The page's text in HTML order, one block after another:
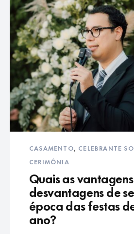
CASAMENTO, CELEBRANTE
CERIMÔNIA
Quais as
desvantagens de
época das festas
ano?